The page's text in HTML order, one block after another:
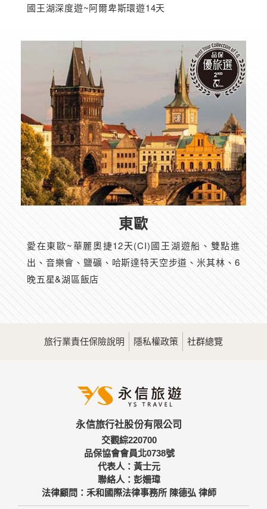
國王湖深度遊~阿爾卑斯環遊14天
東歐
愛在東歐~華麗奧捷12天(CI)國王湖遊船、雙點進
出、音樂會、鹽礦、哈斯達特天空步道、米其林、6
晚五星&湖區飯店
旅行業責任保險說明 隱私權政策 社群總覽
永信旅行社股份有限公司
交觀綜220700
品保協會會員北0738號
代表人：黃士元
聯絡人：彭姍瑋
法律顧問：禾和國際法律事務所 陳德弘 律師